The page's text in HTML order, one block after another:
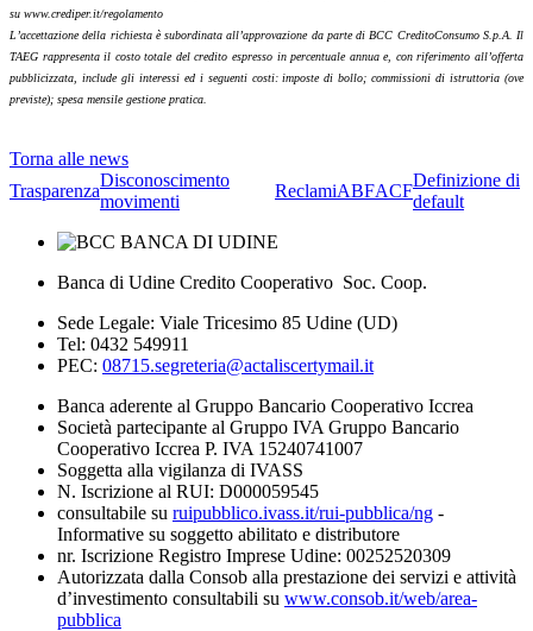
su www.crediper.it/regolamento
L’accettazione della richiesta è subordinata all’approvazione da parte di BCC CreditoConsumo S.p.A. Il
TAEG rappresenta il costo totale del credito espresso in percentuale annua e, con riferimento all’offerta
pubblicizzata, include gli interessi ed i seguenti costi: imposte di bollo; commissioni di istruttoria (ove
previste); spesa mensile gestione pratica.
Torna alle news
Trasparenza
Disconoscimento
movimenti
ReclamiABFACF
Definizione di
default
Banca di Udine Credito Cooperativo Soc. Coop.
Sede Legale: Viale Tricesimo 85 Udine (UD)
Tel: 0432 549911
PEC: 08715.segreteria@actaliscertymail.it
Banca aderente al Gruppo Bancario Cooperativo Iccrea
Società partecipante al Gruppo IVA Gruppo Bancario
Cooperativo Iccrea P. IVA 15240741007
Soggetta alla vigilanza di IVASS
N. Iscrizione al RUI: D000059545
consultabile su ruipubblico.ivass.it/rui-pubblica/ng -
Informative su soggetto abilitato e distributore
nr. Iscrizione Registro Imprese Udine: 00252520309
Autorizzata dalla Consob alla prestazione dei servizi e attività
d’investimento consultabili su www.consob.it/web/area-
pubblica